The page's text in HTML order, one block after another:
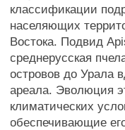
классификации
населяющих
Востока. Подвид
среднерусская
островов до Урала
ареала. Эволюция
климатических
обеспечивающие